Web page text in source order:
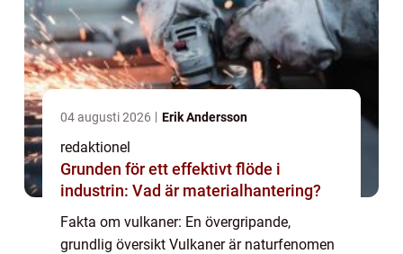
04 augusti 2026 Erik Andersson
redaktionel
Grunden för ett effektivt flöde i
industrin: Vad är materialhantering?
Fakta om vulkaner: En övergripande,
grundlig översikt Vulkaner är naturfenomen